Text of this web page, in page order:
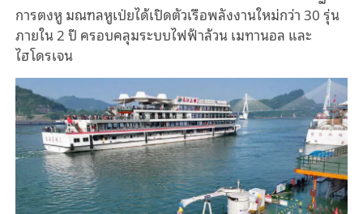
การตงหู มณฑลหูเป่ยได้เปิดตัวเรือพลังงานใหม่กว่า 30 รุ่น
ภายใน 2 ปี ครอบคลุมระบบไฟฟ้าล้วน เมทานอล และ
ไฮโดรเจน